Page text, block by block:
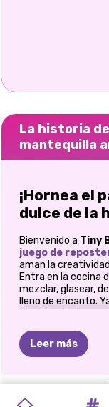
La historia
mantequilla
¡Hornea el
dulce de la
Bienvenido a Tiny
juego de
aman la
Entra en la cocina
mezclar, glasear,
lleno de encanto.
fanático de los
diversión
arcoíris de
Leer más
COOKINGDOM:
DESAFÍO
RECETAS